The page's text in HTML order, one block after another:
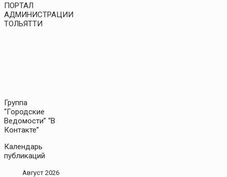
ПОРТАЛ
АДМИНИСТРАЦИИ
ТОЛЬЯТТИ
Группа
“Городские
Ведомости” “В
Контакте”
Календарь
публикаций
Август 2026